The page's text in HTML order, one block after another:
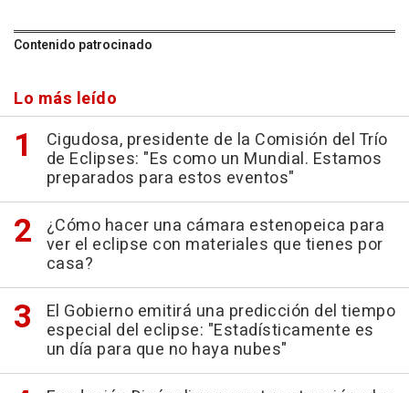
Contenido patrocinado
Lo más leído
Cigudosa, presidente de la Comisión del Trío
de Eclipses: "Es como un Mundial. Estamos
preparados para estos eventos"
¿Cómo hacer una cámara estenopeica para
ver el eclipse con materiales que tienes por
casa?
El Gobierno emitirá una predicción del tiempo
especial del eclipse: "Estadísticamente es
un día para que no haya nubes"